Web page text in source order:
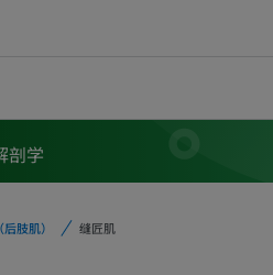
剖学
肢肌） 缝匠肌